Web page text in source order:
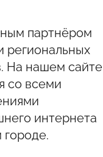
партнёром
региональных
На нашем сайте
со всеми
интернета